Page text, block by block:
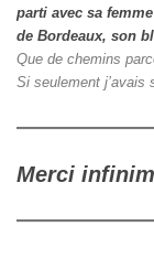
parti avec sa
de Bordeaux, son
Que de chemins
Si seulement j’avais
Merci